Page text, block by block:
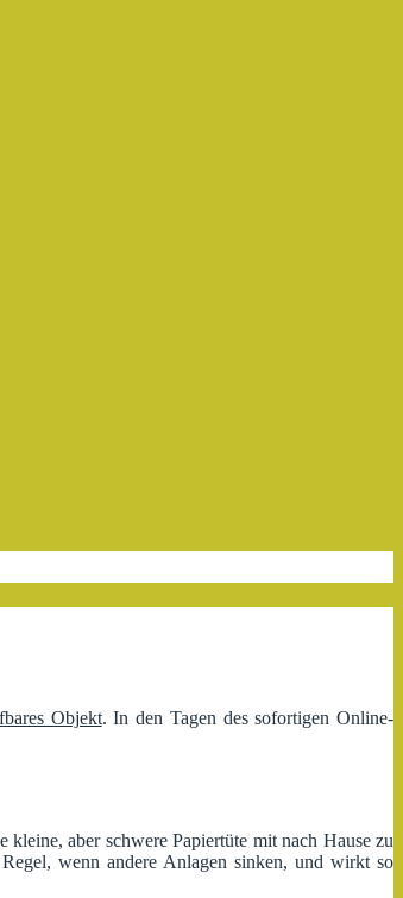
Objekt. In den Tagen des sofortigen Online-
kleine, aber schwere Papiertüte mit nach Hause zu
wenn andere Anlagen sinken, und wirkt so